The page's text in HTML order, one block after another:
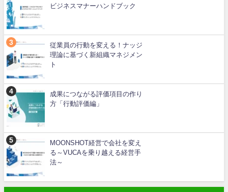
ビジネスマナーハンドブック
従業員の行動を変える！ナッジ
理論に基づく新組織マネジメン
ト
成果につながる評価項目の作り
方「行動評価編」
MOONSHOT経営で会社を変え
る～VUCAを乗り越える経営手
法～